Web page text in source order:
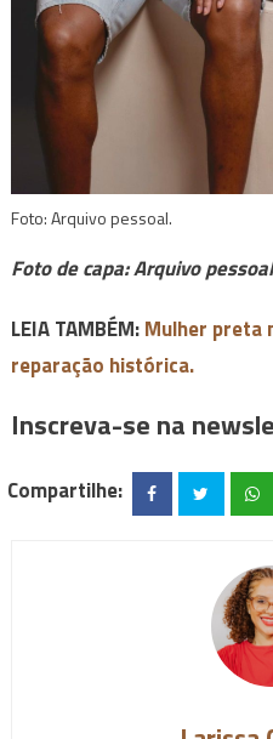
Foto: Arquivo pessoal.
Foto de capa:Arquivo
LEIA TAMBÉM:Mulher preta
reparação histórica.
Inscreva-se na
Compartilhe: